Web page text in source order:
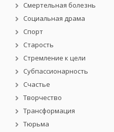
Смертельная болезнь
Социальная драма
Спорт
Старость
Стремление к цели
Субпассионарность
Счастье
Творчество
Трансформация
Тюрьма